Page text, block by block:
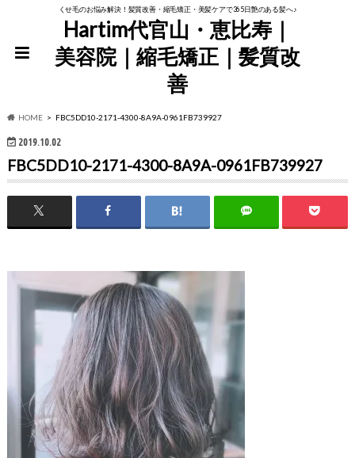
くせ毛のお悩み解決！髪質改善・縮毛矯正・美髪ケアで365日艶のある髪へ♪
Hartim代官山・恵比寿｜
美容院｜縮毛矯正｜髪質改
善
HOME FBC5DD10-2171-4300-8A9A-0961FB739927
2019.10.02
FBC5DD10-2171-4300-8A9A-0961FB739927